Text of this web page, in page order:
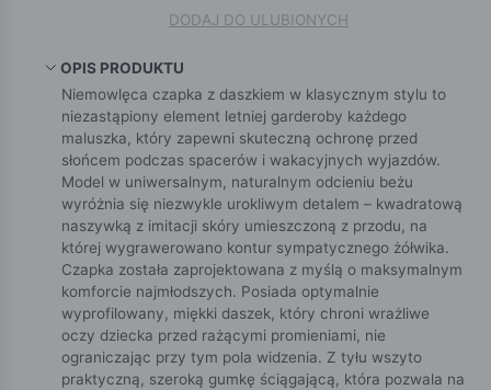
DODAJ DO ULUBIONYCH
OPIS PRODUKTU
Niemowlęca czapka z daszkiem w klasycznym stylu to
niezastąpiony element letniej garderoby każdego
maluszka, który zapewni skuteczną ochronę przed
słońcem podczas spacerów i wakacyjnych wyjazdów.
Model w uniwersalnym, naturalnym odcieniu beżu
wyróżnia się niezwykle urokliwym detalem – kwadratową
naszywką z imitacji skóry umieszczoną z przodu, na
której wygrawerowano kontur sympatycznego żółwika.
Czapka została zaprojektowana z myślą o maksymalnym
komforcie najmłodszych. Posiada optymalnie
wyprofilowany, miękki daszek, który chroni wrażliwe
oczy dziecka przed rażącymi promieniami, nie
ograniczając przy tym pola widzenia. Z tyłu wszyto
praktyczną, szeroką gumkę ściągającą, która pozwala na